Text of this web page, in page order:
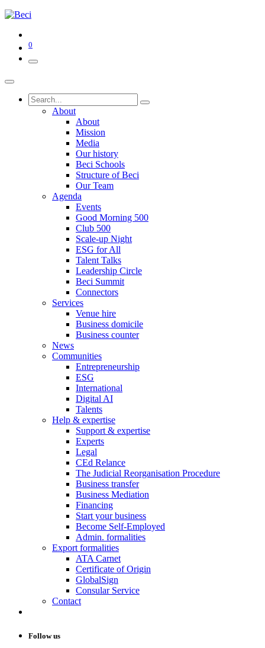
0
About
About
Mission
Media
Our history
Beci Schools
Structure of Beci
Our Team
Agenda
Events
Good Morning 500
Club 500
Scale-up Night
ESG for All
Talent Talks
Leadership Circle
Beci Summit
Connectors
Services
Venue hire
Business domicile
Business counter
News
Communities
Entrepreneurship
ESG
International
Digital AI
Talents
Help & expertise
Support & expertise
Experts
Legal
CEd Relance
The Judicial Reorganisation Procedure
Business transfer
Business Mediation
Financing
Start your business
Become Self-Employed
Admin. formalities
Export formalities
ATA Carnet
Certificate of Origin
GlobalSign
Consular Service
Contact
Follow us